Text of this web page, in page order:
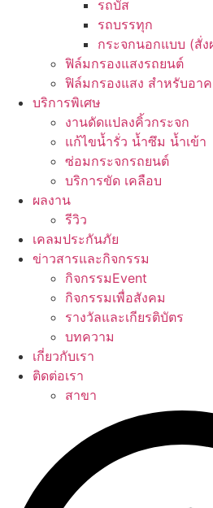
รถบัส
รถบรรทุก
กระจกนอกแบบ (สั่ง
ฟิล์มกรองแสงรถยนต์
ฟิล์มกรองแสง สำหรับอา
บริการพิเศษ
งานดัดแปลงคิ้วกระจก
แก้ไขน้ำรั่ว น้ำซึม น้ำเข้า
ซ่อมกระจกรถยนต์
บริการขัด เคลือบ
ผลงาน
รีวิว
เคลมประกันภัย
ข่าวสารและกิจกรรม
กิจกรรมEvent
กิจกรรมเพื่อสังคม
รางวัลและเกียรติบัตร
บทความ
เกี่ยวกับเรา
ติดต่อเรา
สาขา